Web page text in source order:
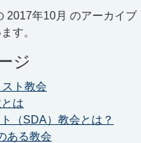
2017年10月 のアーカイブ
す。
ジ
ト教会
は
（SDA）教会とは？
ある教会